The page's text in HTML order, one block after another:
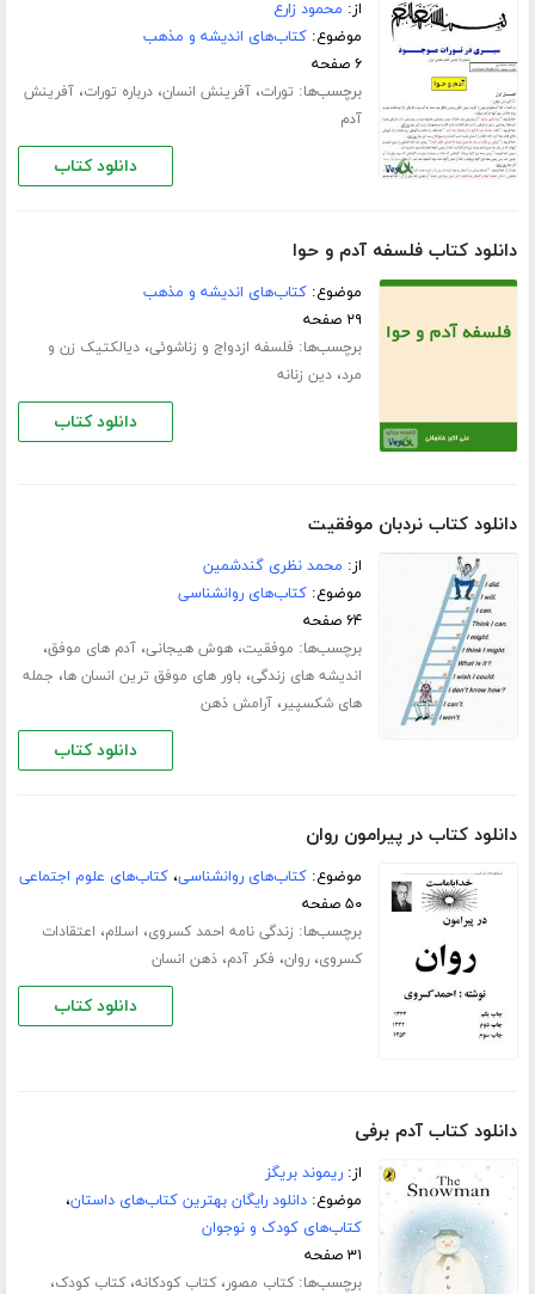
از: محمود زارع
موضوع:کتاب‌های اندیشه و مذهب
۶ صفحه
برچسب‌ها: تورات،آفرینش انسان،درباره تورات،آفرینش
آدم
دانلود کتاب
دانلود کتاب فلسفه آدم و حوا
موضوع:کتاب‌های اندیشه و مذهب
۲۹ صفحه
برچسب‌ها: فلسفه ازدواج و زناشوئی،دیالکتیک زن و
مرد،دین زنانه
دانلود کتاب
دانلود کتاب نردبان موفقیت
از: محمد نظری گندشمین
موضوع:کتاب‌های روانشناسی
۶۴ صفحه
برچسب‌ها: موفقیت،هوش هیجانی،آدم های موفق،
اندیشه های زندگی،باور های موفق ترین انسان ها، جمله
های شکسپیر،آرامش ذهن
دانلود کتاب
دانلود کتاب در پیرامون روان
موضوع:کتاب‌های روانشناسی،کتاب‌های علوم اجتماعی
۵۰ صفحه
برچسب‌ها: زندگی نامه احمد کسروی، اسلام، اعتقادات
کسروی،روان، فکر آدم،ذهن انسان
دانلود کتاب
دانلود کتاب آدم برفی
از:ریموند بریگز
موضوع:دانلود رایگان بهترین کتاب‌های داستان،
کتاب‌های کودک و نوجوان
۳۱ صفحه
برچسب‌ها:کتاب مصور،کتاب کودکانه،کتاب کودک،